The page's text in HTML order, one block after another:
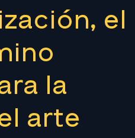
el
la
arte